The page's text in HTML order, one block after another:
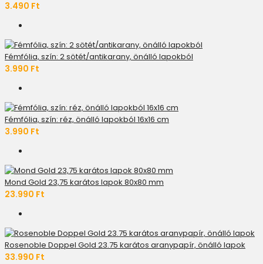
3.490 Ft
Fémfólia, szín: 2 sötét/antikarany, önálló lapokból
3.990 Ft
Fémfólia, szín: réz, önálló lapokból 16x16 cm
3.990 Ft
Mond Gold 23,75 karátos lapok 80x80 mm
23.990 Ft
Rosenoble Doppel Gold 23.75 karátos aranypapír, önálló lapok
33.990 Ft